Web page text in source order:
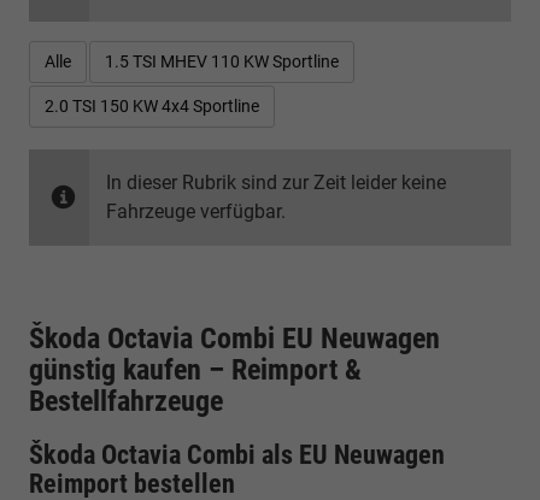
Alle 1.5 TSI MHEV 110 KW Sportline
2.0 TSI 150 KW 4x4 Sportline
In dieser Rubrik sind zur Zeit leider keine
Fahrzeuge verfügbar.
Škoda Octavia Combi EU Neuwagen
günstig kaufen – Reimport &
Bestellfahrzeuge
Škoda Octavia Combi als EU Neuwagen
Reimport bestellen